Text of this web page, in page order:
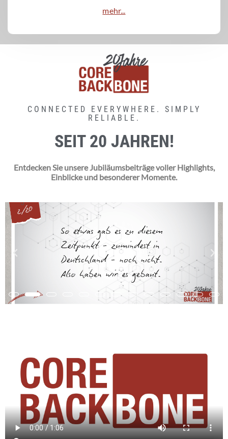
mehr...
CONNECTED EVERYWHERE. SIMPLY
RELIABLE.
SEIT 20 JAHREN!
Entdecken Sie unsere Jubiläumsbeiträge voller Highlights,
Einblicke und besonderer Momente.